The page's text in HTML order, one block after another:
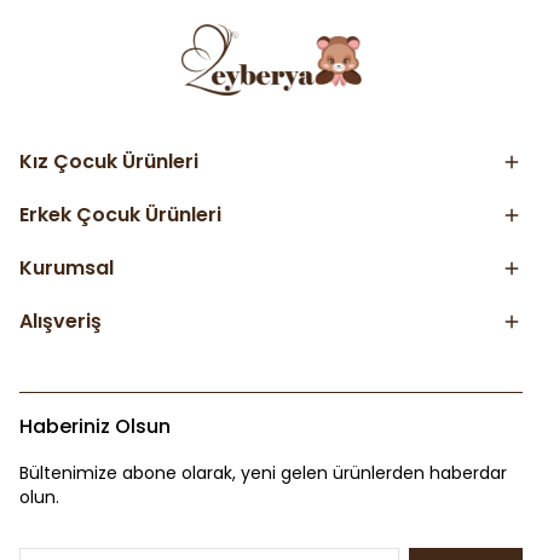
Kız Çocuk Ürünleri
Erkek Çocuk Ürünleri
Kurumsal
Alışveriş
Haberiniz Olsun
Bültenimize abone olarak, yeni gelen ürünlerden haberdar
olun.